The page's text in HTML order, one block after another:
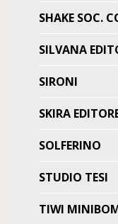
SHAKE SOC.
SILVANA
SIRONI
SKIRA
SOLFERINO
STUDIO TESI
TIWI